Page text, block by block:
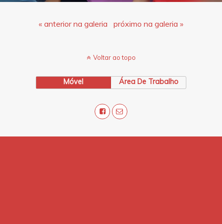
« anterior na galeria próximo na galeria »
Voltar ao topo
Móvel Área De Trabalho